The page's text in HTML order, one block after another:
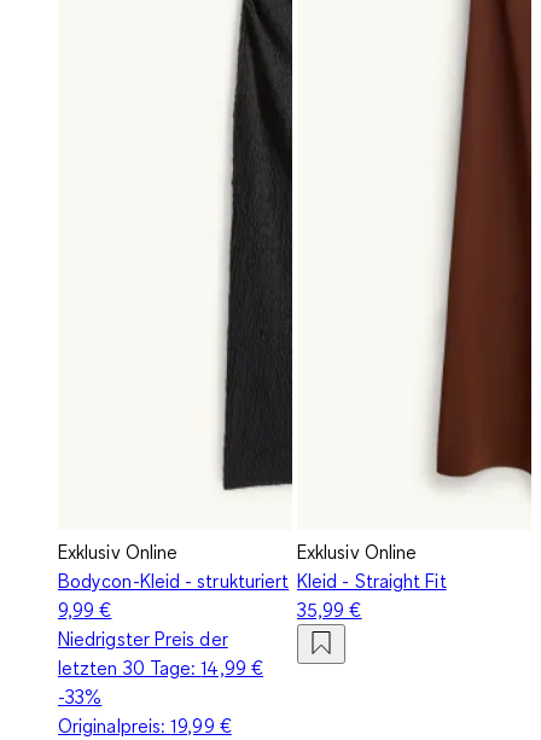
Exklusiv Online
Bodycon-Kleid - strukturiert
9,99 €
Niedrigster Preis der
letzten 30 Tage:14,99 €
-33%
Originalpreis:19,99 €
Exklusiv Online
Kleid - Straight Fit
35,99 €